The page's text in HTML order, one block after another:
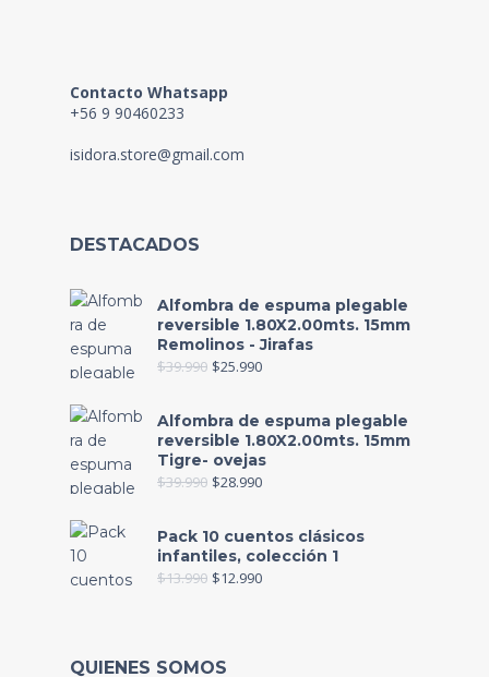
Contacto Whatsapp
+56 9 90460233
isidora.store@gmail.com
DESTACADOS
Alfombra de espuma plegable
reversible 1.80X2.00mts. 15mm
Remolinos - Jirafas
$39.990 $25.990
Alfombra de espuma plegable
reversible 1.80X2.00mts. 15mm
Tigre- ovejas
$39.990 $28.990
Pack 10 cuentos clásicos
infantiles, colección 1
$13.990 $12.990
QUIENES SOMOS